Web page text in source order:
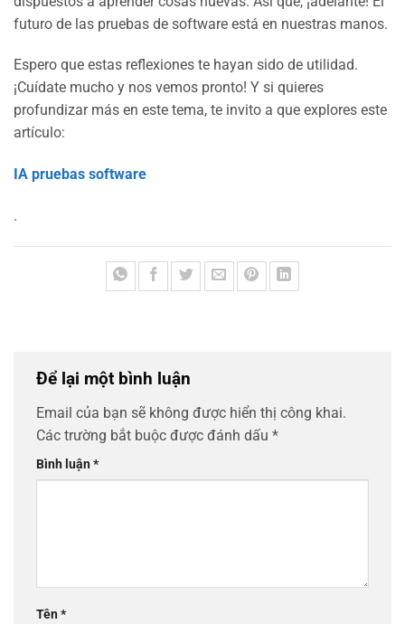
futuro de las pruebas de software está en nuestras manos.
Espero que estas reflexiones te hayan sido de utilidad.
¡Cuídate mucho y nos vemos pronto! Y si quieres
profundizar más en este tema, te invito a que explores este
artículo:
IA pruebas software
.
Để lại một bình luận
Email của bạn sẽ không được hiển thị công khai.
Các trường bắt buộc được đánh dấu *
Bình luận*
Tên*